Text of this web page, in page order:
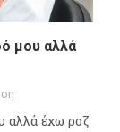
μου αλλά
αλλά έχω ροζ